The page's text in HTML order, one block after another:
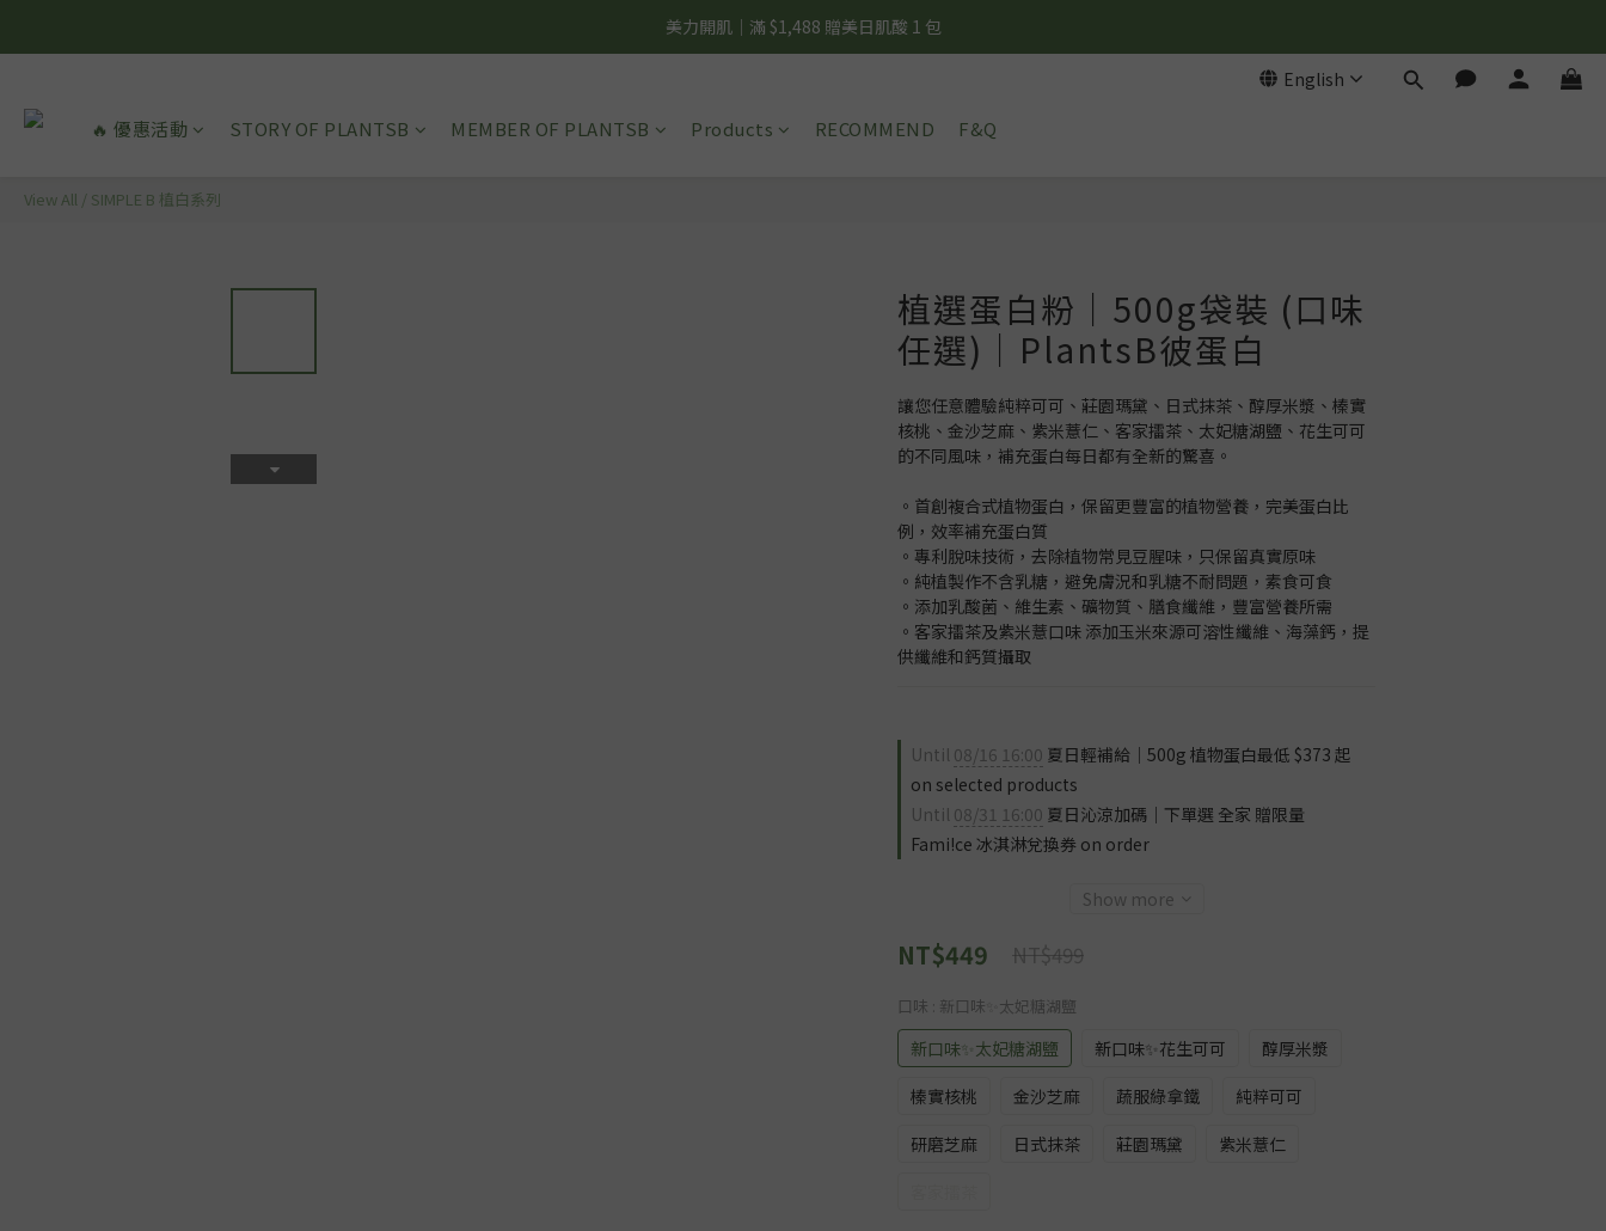
夏日輕補給｜500g 植物蛋白最低 $373 起
夏日輕補給｜500g 植物蛋白最低 $373 起
English
🔥 優惠活動 STORY OF PLANTSB MEMBER OF PLANTSB Products RECOMMEND F&Q
View All / SIMPLE B 植白系列
植選蛋白粉｜500g袋裝 (口味
任選)｜PlantsB彼蛋白
讓您任意體驗純粹可可、莊園瑪黛、日式抹茶、醇厚米漿、榛實
核桃、金沙芝麻、紫米薏仁、客家擂茶、太妃糖湖鹽、花生可可
的不同風味，補充蛋白每日都有全新的驚喜。
。首創複合式植物蛋白，保留更豐富的植物營養，完美蛋白比
例，效率補充蛋白質
。專利脫味技術，去除植物常見豆腥味，只保留真實原味
。純植製作不含乳糖，避免膚況和乳糖不耐問題，素食可食
。添加乳酸菌、維生素、礦物質、膳食纖維，豐富營養所需
。客家擂茶及紫米薏口味 添加玉米來源可溶性纖維、海藻鈣，提
供纖維和鈣質攝取
Until 08/16 16:00 夏日輕補給｜500g 植物蛋白最低 $373 起
on selected products
Until 08/31 16:00 夏日沁涼加碼｜下單選 全家 贈限量
Fami!ce 冰淇淋兌換券 on order
Show more
NT$449 NT$499
口味 : 新口味✨太妃糖湖鹽
新口味✨太妃糖湖鹽 新口味✨花生可可
醇厚米漿
榛實核桃
金沙芝麻 蔬服綠拿鐵
純粹可可
研磨芝麻
日式抹茶 莊園瑪黛
紫米薏仁